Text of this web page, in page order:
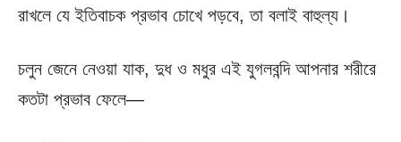
রাখলে যে ইতিবাচক প্রভাব চোখে পড়বে, তা বলাই বাহুল্য।
চলুন জেনে নেওয়া যাক, দুধ ও মধুর এই যুগলবন্দি আপনার শরীরে
কতটা প্রভাব ফেলে—